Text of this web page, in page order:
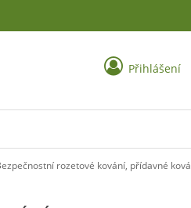
rozetové kování, přídavné
Přihlášení